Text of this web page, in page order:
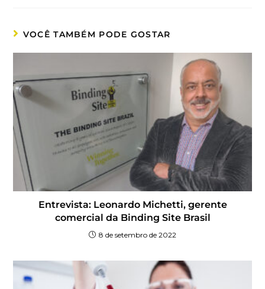
VOCÊ TAMBÉM PODE GOSTAR
Entrevista: Leonardo Michetti, gerente
comercial da Binding Site Brasil
8 de setembro de 2022